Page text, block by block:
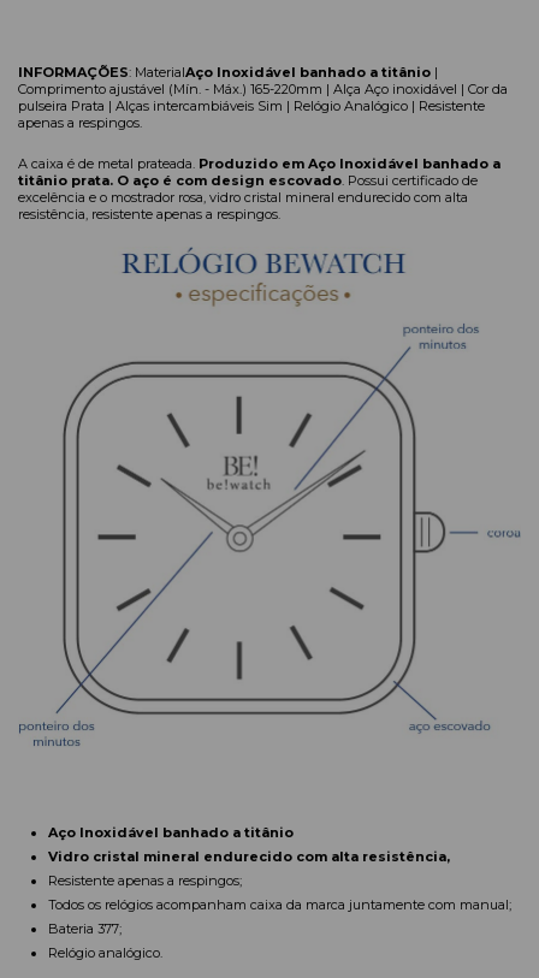
INFORMAÇÕES: MaterialAço Inoxidável banhado a titânio |
Comprimento ajustável (Mín. - Máx.) 165-220mm | Alça Aço inoxidável | Cor da
pulseira Prata | Alças intercambiáveis Sim | Relógio Analógico | Resistente
apenas a respingos.
A caixa é de metal prateada. Produzido em Aço Inoxidável banhado a
titânio prata. O aço é com design escovado. Possui certificado de
excelência e o mostrador rosa, vidro cristal mineral endurecido com alta
resistência, resistente apenas a respingos.
Aço Inoxidável banhado a titânio
Vidro cristal mineral endurecido com alta resistência,
Resistente apenas a respingos;
Todos os relógios acompanham caixa da marca juntamente com manual;
Bateria 377;
Relógio analógico.